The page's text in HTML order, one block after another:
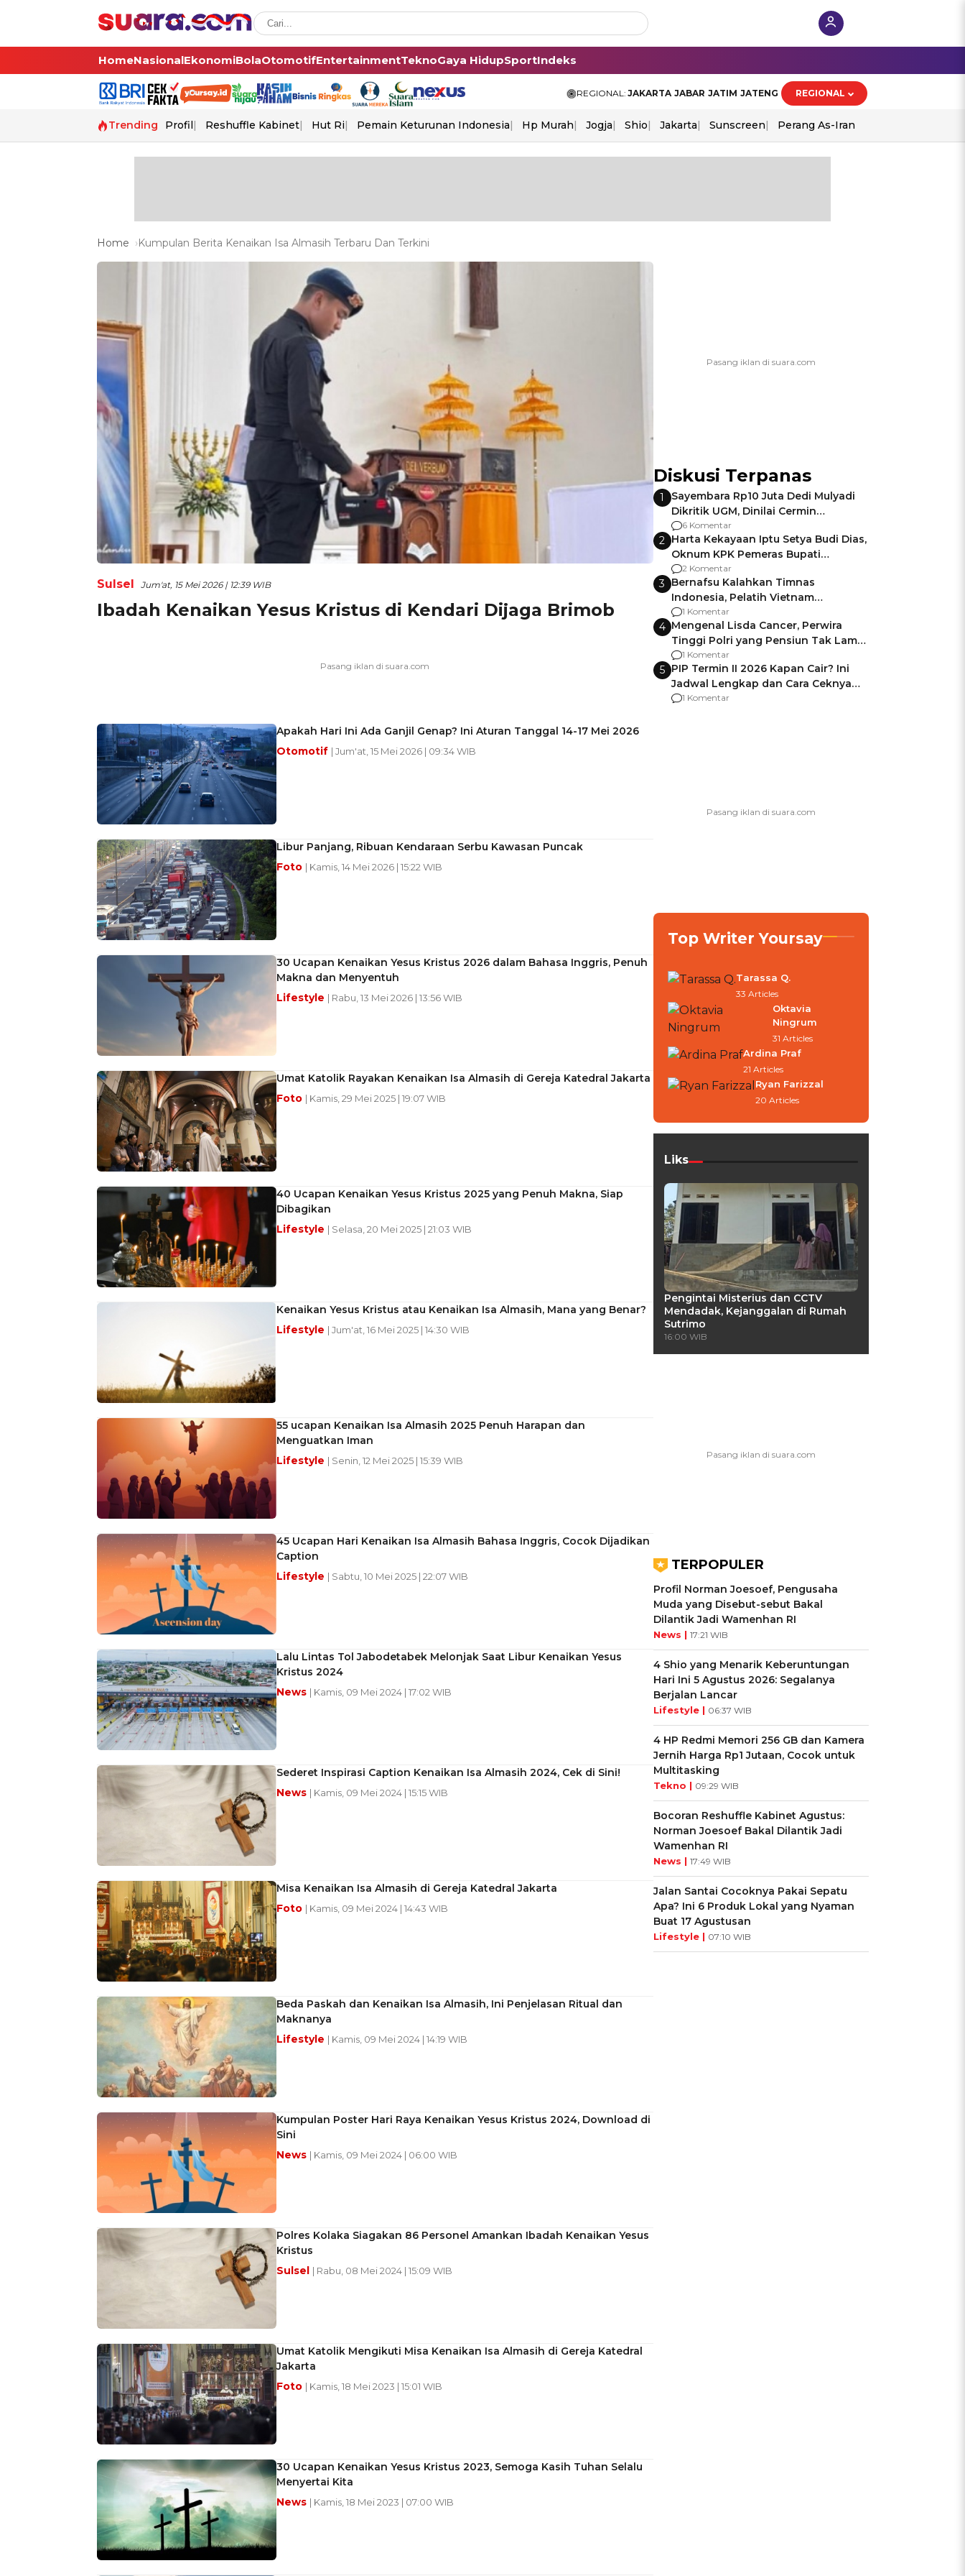
HomeNasionalEkonomiBolaOtomotifEntertainmentTeknoGaya HidupSportIndeks
REGIONAL: JAKARTA JABAR JATIM JATENG REGIONAL
Trending Profil Reshuffle Kabinet Hut Ri Pemain Keturunan Indonesia Hp Murah Jogja Shio Jakarta Sunscreen Perang As-Iran
Home Kumpulan Berita Kenaikan Isa Almasih Terbaru Dan Terkini
Sulsel Jum'at, 15 Mei 2026 | 12:39 WIB
Ibadah Kenaikan Yesus Kristus di Kendari Dijaga Brimob
Apakah Hari Ini Ada Ganjil Genap? Ini Aturan Tanggal 14-17 Mei 2026
Otomotif | Jum'at, 15 Mei 2026 | 09:34 WIB
Libur Panjang, Ribuan Kendaraan Serbu Kawasan Puncak
Foto | Kamis, 14 Mei 2026 | 15:22 WIB
30 Ucapan Kenaikan Yesus Kristus 2026 dalam Bahasa Inggris, Penuh
Makna dan Menyentuh
Lifestyle | Rabu, 13 Mei 2026 | 13:56 WIB
Umat Katolik Rayakan Kenaikan Isa Almasih di Gereja Katedral Jakarta
Foto | Kamis, 29 Mei 2025 | 19:07 WIB
40 Ucapan Kenaikan Yesus Kristus 2025 yang Penuh Makna, Siap
Dibagikan
Lifestyle | Selasa, 20 Mei 2025 | 21:03 WIB
Kenaikan Yesus Kristus atau Kenaikan Isa Almasih, Mana yang Benar?
Lifestyle | Jum'at, 16 Mei 2025 | 14:30 WIB
55 ucapan Kenaikan Isa Almasih 2025 Penuh Harapan dan
Menguatkan Iman
Lifestyle | Senin, 12 Mei 2025 | 15:39 WIB
45 Ucapan Hari Kenaikan Isa Almasih Bahasa Inggris, Cocok Dijadikan
Caption
Lifestyle | Sabtu, 10 Mei 2025 | 22:07 WIB
Lalu Lintas Tol Jabodetabek Melonjak Saat Libur Kenaikan Yesus
Kristus 2024
News | Kamis, 09 Mei 2024 | 17:02 WIB
Sederet Inspirasi Caption Kenaikan Isa Almasih 2024, Cek di Sini!
News | Kamis, 09 Mei 2024 | 15:15 WIB
Misa Kenaikan Isa Almasih di Gereja Katedral Jakarta
Foto | Kamis, 09 Mei 2024 | 14:43 WIB
Beda Paskah dan Kenaikan Isa Almasih, Ini Penjelasan Ritual dan
Maknanya
Lifestyle | Kamis, 09 Mei 2024 | 14:19 WIB
Kumpulan Poster Hari Raya Kenaikan Yesus Kristus 2024, Download di
Sini
News | Kamis, 09 Mei 2024 | 06:00 WIB
Polres Kolaka Siagakan 86 Personel Amankan Ibadah Kenaikan Yesus
Kristus
Sulsel | Rabu, 08 Mei 2024 | 15:09 WIB
Umat Katolik Mengikuti Misa Kenaikan Isa Almasih di Gereja Katedral
Jakarta
Foto | Kamis, 18 Mei 2023 | 15:01 WIB
30 Ucapan Kenaikan Yesus Kristus 2023, Semoga Kasih Tuhan Selalu
Menyertai Kita
News | Kamis, 18 Mei 2023 | 07:00 WIB
Diskusi Terpanas
1
Sayembara Rp10 Juta Dedi Mulyadi
Dikritik UGM, Dinilai Cermin
Gagalnya Negara Jamin Keamanan
6 Komentar
2 Harta Kekayaan Iptu Setya Budi Dias,
Oknum KPK Pemeras Bupati
Pemalang
2 Komentar
3 Bernafsu Kalahkan Timnas
Indonesia, Pelatih Vietnam
Berencana Pakai Jimat di Pakansari
1 Komentar
4 Mengenal Lisda Cancer, Perwira
Tinggi Polri yang Pensiun Tak Lama
Usai Jadi Brigjen
1 Komentar
5 PIP Termin II 2026 Kapan Cair? Ini
Jadwal Lengkap dan Cara Ceknya
agar Dana Tidak Hangus!
1 Komentar
Top Writer Yoursay
Tarassa Q.
33 Articles
Oktavia
Ningrum
31 Articles
Ardina Praf
21 Articles
Ryan Farizzal
20 Articles
Liks
Pengintai Misterius dan CCTV
Mendadak, Kejanggalan di Rumah
Sutrimo
16:00 WIB
TERPOPULER
Profil Norman Joesoef, Pengusaha
Muda yang Disebut-sebut Bakal
Dilantik Jadi Wamenhan RI
News | 17:21 WIB
4 Shio yang Menarik Keberuntungan
Hari Ini 5 Agustus 2026: Segalanya
Berjalan Lancar
Lifestyle | 06:37 WIB
4 HP Redmi Memori 256 GB dan Kamera
Jernih Harga Rp1 Jutaan, Cocok untuk
Multitasking
Tekno | 09:29 WIB
Bocoran Reshuffle Kabinet Agustus:
Norman Joesoef Bakal Dilantik Jadi
Wamenhan RI
News | 17:49 WIB
Jalan Santai Cocoknya Pakai Sepatu
Apa? Ini 6 Produk Lokal yang Nyaman
Buat 17 Agustusan
Lifestyle | 07:10 WIB